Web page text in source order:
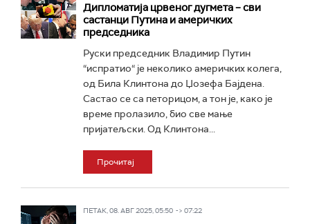
Дипломатија црвеног дугмета – сви
састанци Путина и америчких
председника
Руски председник Владимир Путин
“испратио“ је неколико америчких колега,
од Била Клинтона до Џозефа Бајдена.
Састао се са петорицом, а тон је, како је
време пролазило, био све мање
пријатељски. Од Клинтона...
Прочитај
ПЕТАК, 08. АВГ 2025, 05:50 -> 07:22